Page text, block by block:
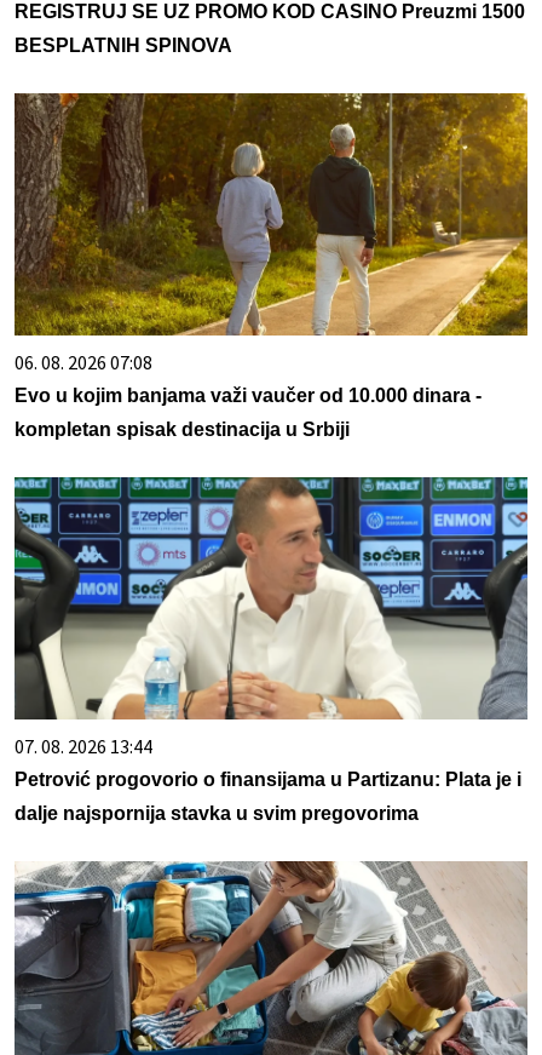
REGISTRUJ SE UZ PROMO KOD CASINO Preuzmi 1500
BESPLATNIH SPINOVA
06. 08. 2026 07:08
Evo u kojim banjama važi vaučer od 10.000 dinara -
kompletan spisak destinacija u Srbiji
07. 08. 2026 13:44
Petrović progovorio o finansijama u Partizanu: Plata je i
dalje najspornija stavka u svim pregovorima